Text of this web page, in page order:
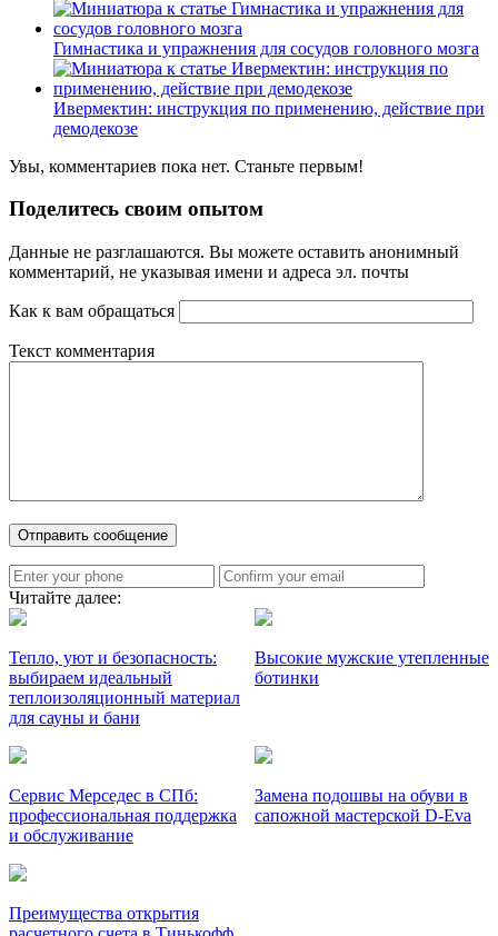
Гимнастика и упражнения для сосудов головного мозга
Ивермектин: инструкция по применению, действие при
демодекозе
Увы, комментариев пока нет. Станьте первым!
Поделитесь своим опытом
Данные не разглашаются. Вы можете оставить анонимный
комментарий, не указывая имени и адреса эл. почты
Как к вам обращаться
Текст комментария
Читайте далее:
Тепло, уют и безопасность:
выбираем идеальный
теплоизоляционный материал
для сауны и бани
Высокие мужские утепленные
ботинки
Сервис Мерседес в СПб:
профессиональная поддержка
и обслуживание
Замена подошвы на обуви в
сапожной мастерской D-Eva
Преимущества открытия